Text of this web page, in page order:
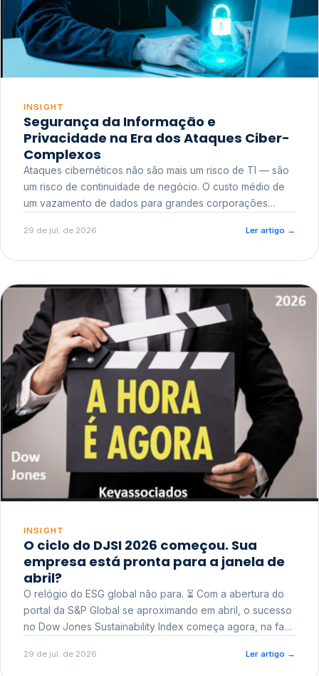
INSIGHT
Segurança da Informação e
Privacidade na Era dos Ataques Ciber-
Complexos
Ataques cibernéticos não são mais um risco de TI — são
um risco de continuidade de negócio. O custo médio de
um vazamento de dados para grandes corporações
reputacional e o risco regulatório junto a órgãos como a
29 de jul. de 2026 Ler artigo →
INSIGHT
O ciclo do DJSI 2026 começou. Sua
empresa está pronta para a janela de
abril?
O relógio do ESG global não para. ⏳ Com a abertura do
portal da S&P Global se aproximando em abril, o sucesso
no Dow Jones Sustainability Index começa agora, na fase
29 de jul. de 2026 Ler artigo →